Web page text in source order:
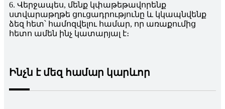
6. Վերջապես, մենք կփաթեթավորենք
ստվարաթղթե ցուցադրությունը և կկապնվենք
ձեզ հետ՝ համոզվելու համար, որ առաքումից
հետո ամեն ինչ կատարյալ է։
Ինչն է մեզ համար կարևոր